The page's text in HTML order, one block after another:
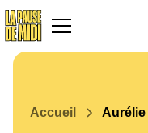
Accueil Aurélie